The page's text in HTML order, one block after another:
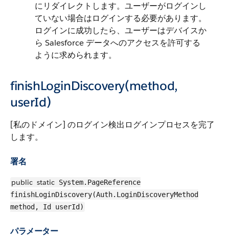
にリダイレクトします。ユーザーがログインし
ていない場合はログインする必要があります。
ログインに成功したら、ユーザーはデバイスか
ら Salesforce データへのアクセスを許可する
ように求められます。
finishLoginDiscovery(method,
userId)
[私のドメイン] のログイン検出ログインプロセスを完了
します。
署名
public static System.PageReference
finishLoginDiscovery(Auth.LoginDiscoveryMethod
method, Id userId)
パラメーター